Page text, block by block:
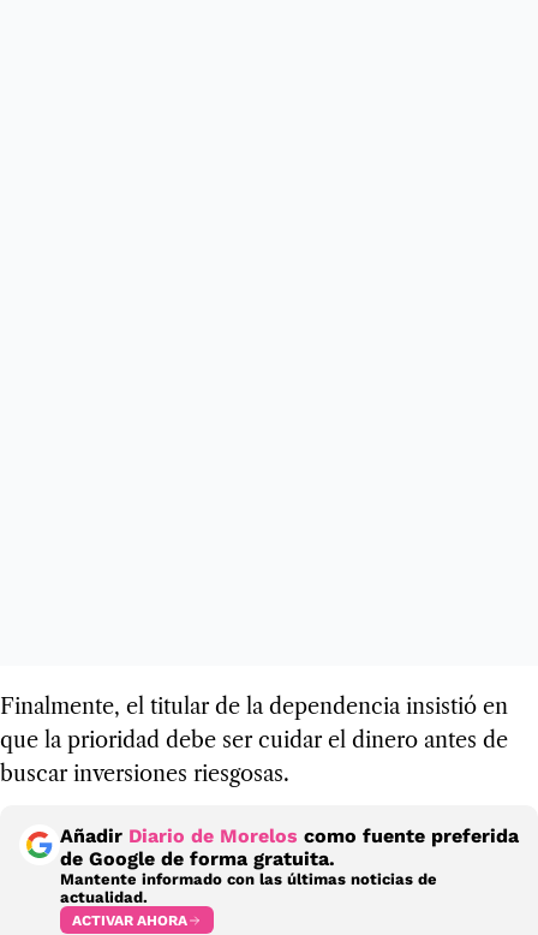
Finalmente, el titular de la dependencia insistió en
que la prioridad debe ser cuidar el dinero antes de
buscar inversiones riesgosas.
Añadir Diario de Morelos como fuente preferida
de Google de forma gratuita.
Mantente informado con las últimas noticias de
actualidad.
ACTIVAR AHORA